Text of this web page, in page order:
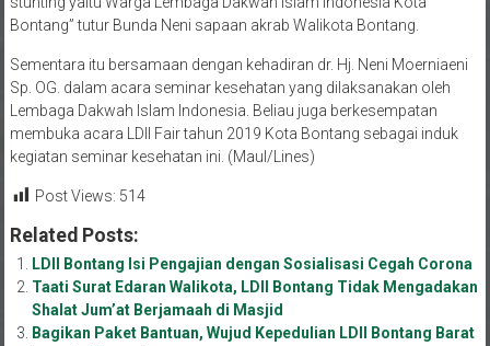
Bontang” tutur Bunda Neni sapaan akrab Walikota Bontang.
Sementara itu bersamaan dengan kehadiran dr. Hj. Neni Moerniaeni
Sp. OG. dalam acara seminar kesehatan yang dilaksanakan oleh
Lembaga Dakwah Islam Indonesia. Beliau juga berkesempatan
membuka acara LDII Fair tahun 2019 Kota Bontang sebagai induk
kegiatan seminar kesehatan ini. (Maul/Lines)
Post Views: 514
Related Posts:
LDII Bontang Isi Pengajian dengan Sosialisasi Cegah Corona
Taati Surat Edaran Walikota, LDII Bontang Tidak Mengadakan
Shalat Jum’at Berjamaah di Masjid
Bagikan Paket Bantuan, Wujud Kepedulian LDII Bontang Barat